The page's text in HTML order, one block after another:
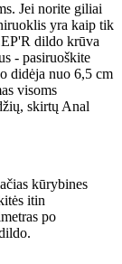
Jei norite giliai
yra kaip tik
dildo krūva
- pasiruoškite
didėja nuo 6,5 cm
visoms
skirtų Anal
kūrybines
itin
po